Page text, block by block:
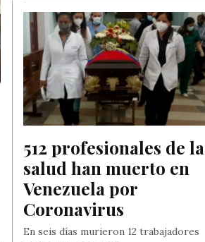
512 profesionales de la
salud han muerto en
Venezuela por
Coronavirus
En seis días murieron 12 trabajadores